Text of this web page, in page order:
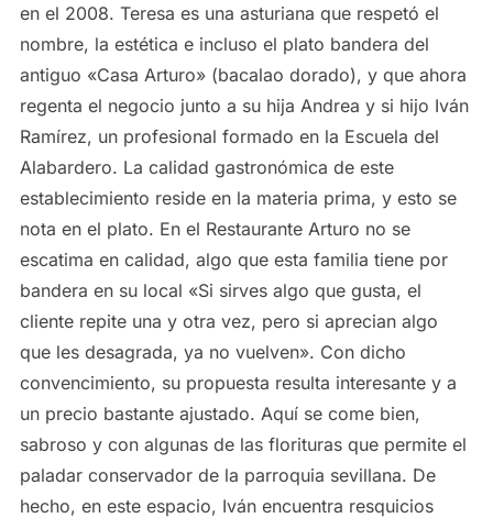
en el 2008. Teresa es una asturiana que respetó el
nombre, la estética e incluso el plato bandera del
antiguo «Casa Arturo» (bacalao dorado), y que ahora
regenta el negocio junto a su hija Andrea y si hijo Iván
Ramírez, un profesional formado en la Escuela del
Alabardero. La calidad gastronómica de este
establecimiento reside en la materia prima, y esto se
nota en el plato. En el Restaurante Arturo no se
escatima en calidad, algo que esta familia tiene por
bandera en su local «Si sirves algo que gusta, el
cliente repite una y otra vez, pero si aprecian algo
que les desagrada, ya no vuelven». Con dicho
convencimiento, su propuesta resulta interesante y a
un precio bastante ajustado. Aquí se come bien,
sabroso y con algunas de las florituras que permite el
paladar conservador de la parroquia sevillana. De
hecho, en este espacio, Iván encuentra resquicios